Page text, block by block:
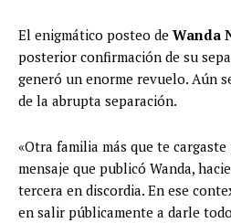
El enigmático posteo de Wanda
posterior confirmación de su
generó un enorme revuelo. Aún
de la abrupta separación.
«Otra familia más que te
mensaje que publicó Wanda,
tercera en discordia. En ese
en salir públicamente a darle